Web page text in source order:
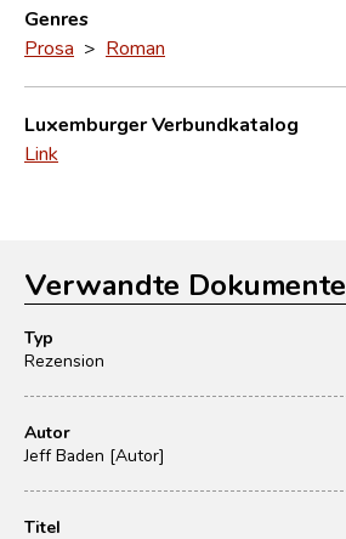
Genres
Prosa > Roman
Luxemburger Verbundkatalog
Link
Verwandte Dokumente
Typ
Rezension
Autor
Jeff Baden [Autor]
Titel